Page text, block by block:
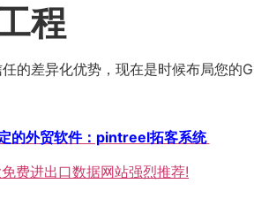
程
的差异化优势，现在是时候布局您的
的外贸软件：pintreel拓客系统
费进出口数据网站强烈推荐!